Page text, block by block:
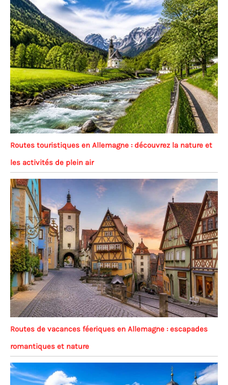
Routes touristiques en Allemagne : découvrez la nature et
les activités de plein air
Routes de vacances féeriques en Allemagne : escapades
romantiques et nature